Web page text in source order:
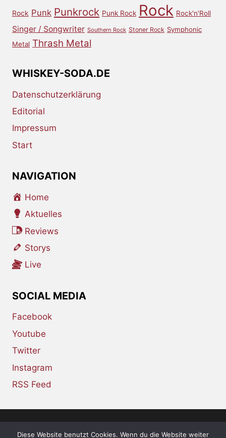
Rock Punk Punkrock Punk Rock Rock Rock'n'Roll
Singer / Songwriter Southern Rock Stoner Rock Symphonic
Metal Thrash Metal
WHISKEY-SODA.DE
Datenschutzerklärung
Editorial
Impressum
Start
NAVIGATION
Home
Aktuelles
Reviews
Storys
Live
SOCIAL MEDIA
Facebook
Youtube
Twitter
Instagram
RSS Feed
Diese Website benutzt Cookies. Wenn du die Website weiter